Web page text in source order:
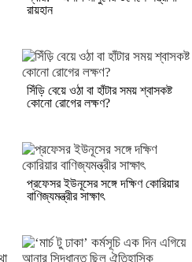
রায়হান
সিঁড়ি বেয়ে ওঠা বা হাঁটার সময় শ্বাসকষ্ট
কোনো রোগের লক্ষণ?
প্রফেসর ইউনূসের সঙ্গে দক্ষিণ কোরিয়ার
বাণিজ্যমন্ত্রীর সাক্ষাৎ